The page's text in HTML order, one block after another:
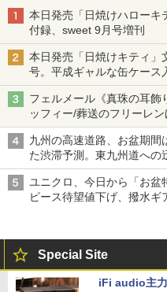
本日発売「日焼けハローキ
付録、sweet 9月号増刊
本日発売「日焼けキティ」
号。平成ギャルな缶ケース
フェルメール《真珠の耳飾
ッフィー/葬送のフリーレ
九州の高速道路、お盆期間
た渋滞予測。東九州道への
ユニクロ、今日から「お盆
ピース待望値下げ、撥水ギ
Special Site
iFi audio主